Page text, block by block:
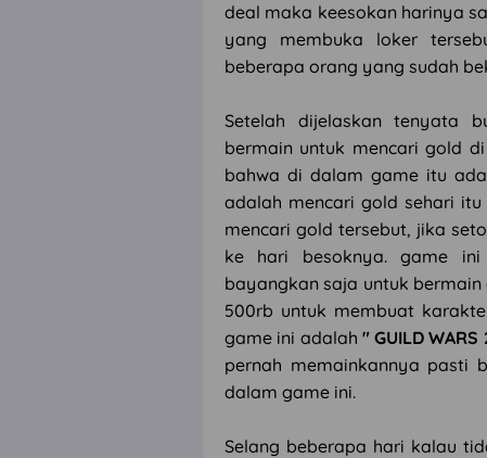
deal maka keesokan harinya
yang membuka loker
beberapa orang yang sudah
Setelah dijelaskan tenyata
bermain untuk mencari gold
bahwa di dalam game itu
adalah mencari gold sehari
mencari gold tersebut, jika
ke hari besoknya. game
bayangkan saja untuk
500rb untuk membuat
game ini adalah " GUILD WARS
pernah memainkannya pasti
dalam game ini.
Selang beberapa hari kalau